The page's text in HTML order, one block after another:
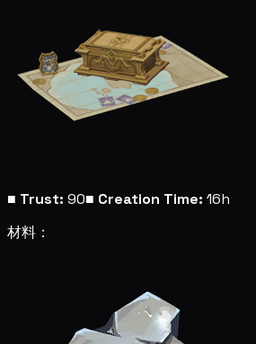
■ Trust: 90■ Creation Time: 16h
材料：